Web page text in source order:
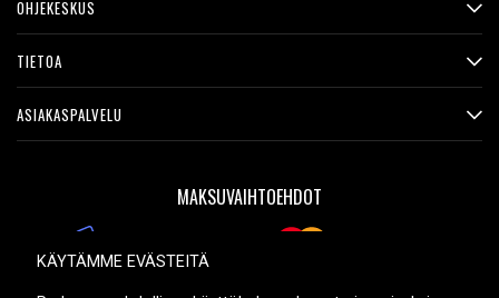
OHJEKESKUS
TIETOA
ASIAKASPALVELU
MAKSUVAIHTOEHDOT
KÄYTÄMME EVÄSTEITÄ